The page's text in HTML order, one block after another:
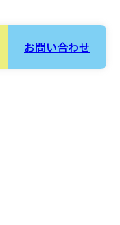
お問い合わせ